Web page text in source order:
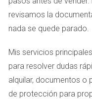
Un caso inspirador es el
el centro de Pamplona
pocos cientos de
decorativos. Su casa
estas pequeñas
SEMANA 3:
revisamos la
nada se quede parado.
Mis servicios
para resolver dudas
alquilar, documentos o
de protección para